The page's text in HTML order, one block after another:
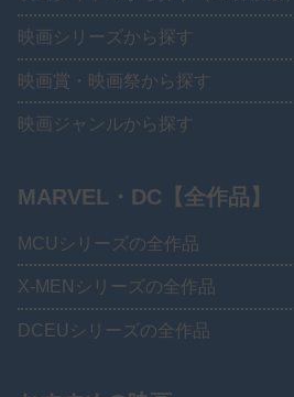
映画シリーズから探す
映画賞・映画祭から探す
映画ジャンルから探す
MARVEL・DC【全作品】
MCUシリーズの全作品
X-MENシリーズの全作品
DCEUシリーズの全作品